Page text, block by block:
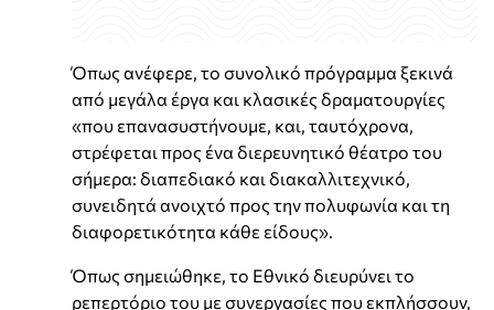
Όπως ανέφερε, το συνολικό πρόγραμμα ξεκινά
από μεγάλα έργα και κλασικές δραματουργίες
«που επανασυστήνουμε, και, ταυτόχρονα,
στρέφεται προς ένα διερευνητικό θέατρο του
σήμερα: διαπεδιακό και διακαλλιτεχνικό,
συνειδητά ανοιχτό προς την πολυφωνία και τη
διαφορετικότητα κάθε είδους».
Όπως σημειώθηκε, το Εθνικό διευρύνει το
ρεπερτόριο του με συνεργασίες που εκπλήσσουν,